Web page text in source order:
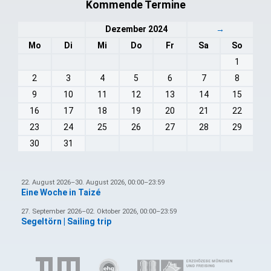
Kommende Termine
Dezember 2024
→
Mo
Di Mi Do Fr Sa
So
1
2
3 4 5 6 7
8
9
10 11 12 13 14
15
16
17 18 19 20 21
22
23
24 25 26 27 28
29
30
31
22. August 2026–30. August 2026, 00:00–23:59
Eine Woche in Taizé
27. September 2026–02. Oktober 2026, 00:00–23:59
Segeltörn | Sailing trip